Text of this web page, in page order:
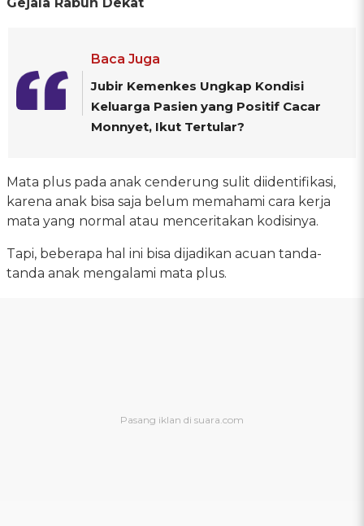
Baca Juga
Jubir Kemenkes Ungkap Kondisi
Keluarga Pasien yang Positif Cacar
Monnyet, Ikut Tertular?
Mata plus pada anak cenderung sulit diidentifikasi,
karena anak bisa saja belum memahami cara kerja
mata yang normal atau menceritakan kodisinya.
Tapi, beberapa hal ini bisa dijadikan acuan tanda-
tanda anak mengalami mata plus.